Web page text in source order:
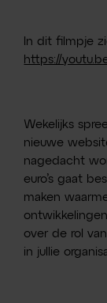
In dit filmpje
https://
Wekelijks
nieuwe
nagedacht
euro’s gaat
maken
over de rol
in jullie